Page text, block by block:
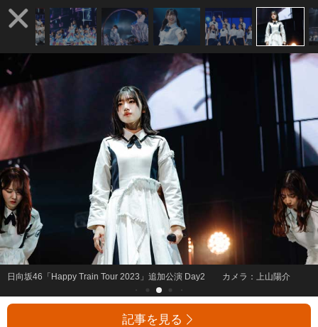
日向坂46「Happy Train Tour 2023」追加公演 Day2 カメラ：上山陽介
記事を見る